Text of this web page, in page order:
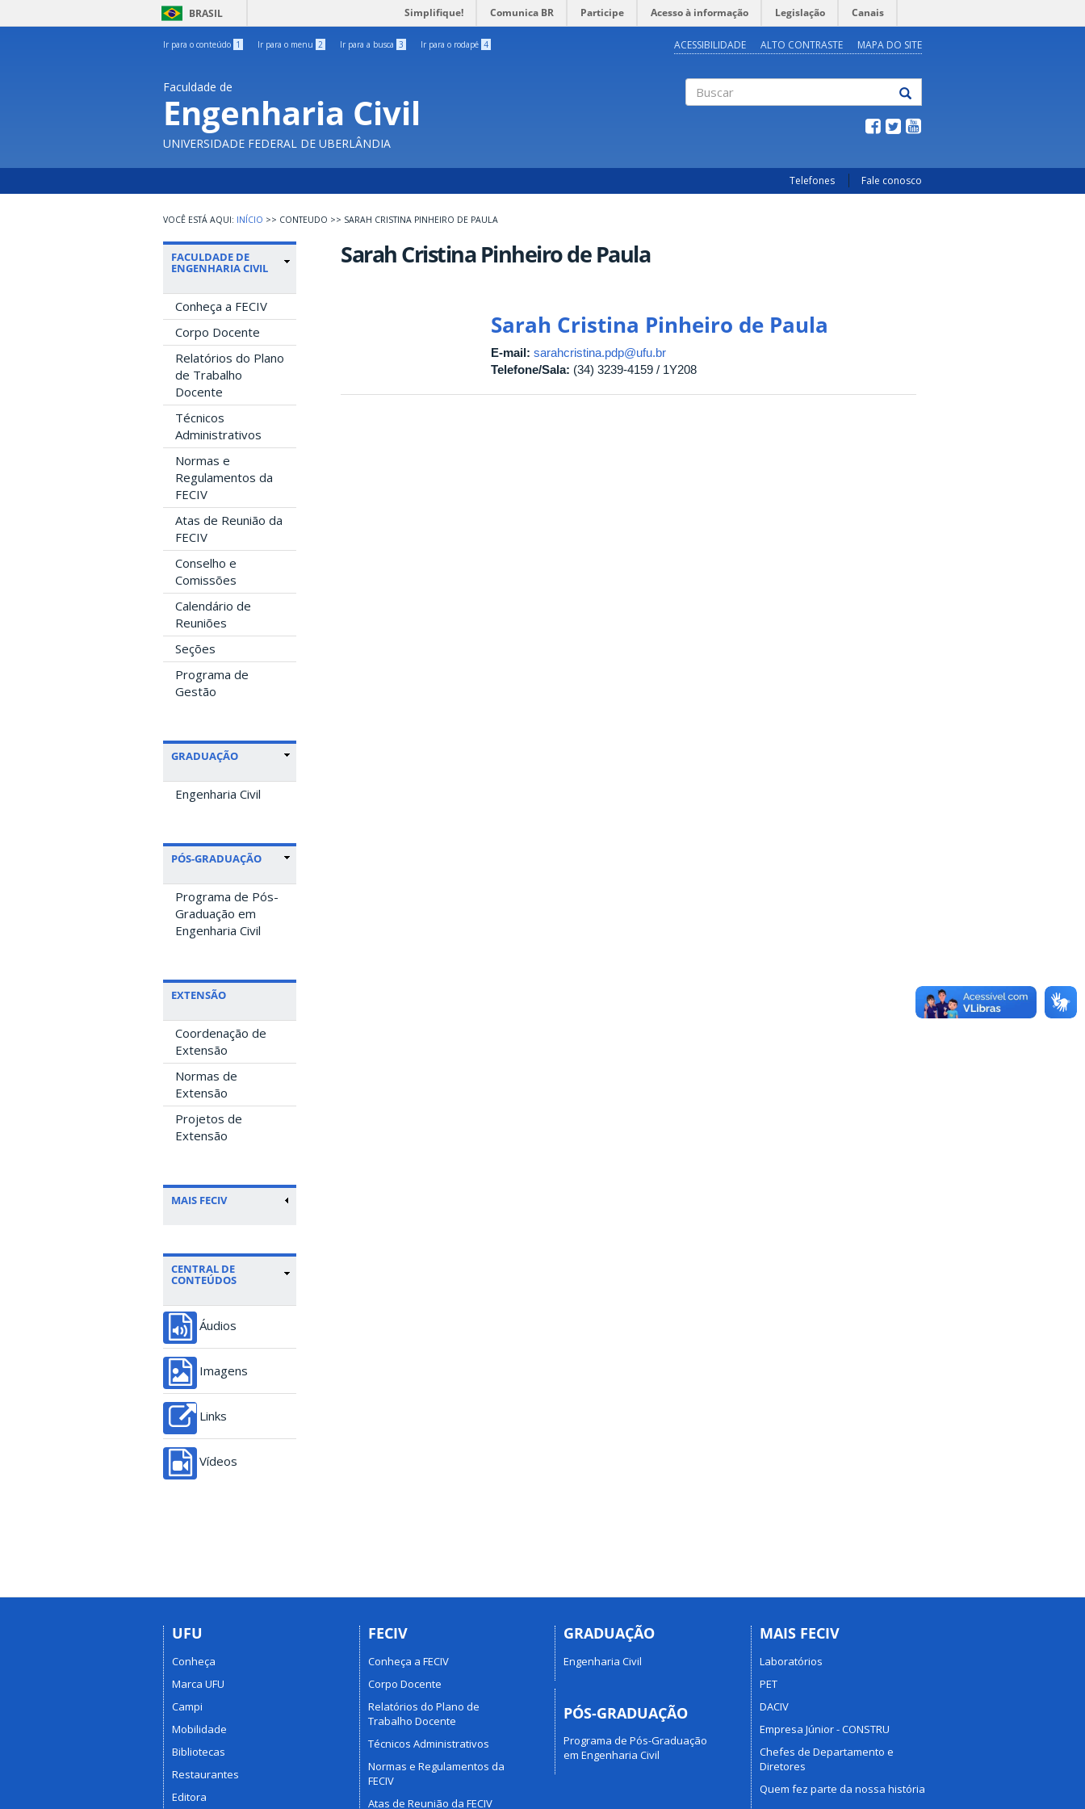
BRASIL Simplifique! Comunica BR Participe Acesso à informação Legislação Canais
Ir para o conteúdo 1 Ir para o menu 2 Ir para a busca 3 Ir para o rodapé 4 ACESSIBILIDADE ALTO CONTRASTE MAPA DO SITE
Faculdade de
Engenharia Civil
UNIVERSIDADE FEDERAL DE UBERLÂNDIA
Telefones Fale conosco
INÍCIO >> CONTEUDO >> SARAH CRISTINA PINHEIRO DE PAULA
FACULDADE DE
ENGENHARIA CIVIL
Conheça a FECIV
Corpo Docente
Relatórios do Plano
de Trabalho
Docente
Técnicos
Administrativos
Normas e
Regulamentos da
FECIV
Atas de Reunião da
FECIV
Conselho e
Comissões
Calendário de
Reuniões
Seções
Programa de
Gestão
GRADUAÇÃO
Engenharia Civil
PÓS-GRADUAÇÃO
Programa de Pós-
Graduação em
Engenharia Civil
EXTENSÃO
Coordenação de
Extensão
Normas de
Extensão
Projetos de
Extensão
MAIS FECIV
CENTRAL DE
CONTEÚDOS
Áudios
Imagens
Links
Vídeos
Sarah Cristina Pinheiro de Paula
Sarah Cristina Pinheiro de Paula
E-mail: sarahcristina.pdp@ufu.br
Telefone/Sala: (34) 3239-4159 / 1Y208
UFU
Conheça
Marca UFU
Campi
Mobilidade
Bibliotecas
Restaurantes
Editora
FECIV
Conheça a FECIV
Corpo Docente
Relatórios do Plano de
Trabalho Docente
Técnicos Administrativos
Normas e Regulamentos da
FECIV
Atas de Reunião da FECIV
GRADUAÇÃO
Engenharia Civil
PÓS-GRADUAÇÃO
Programa de Pós-Graduação
em Engenharia Civil
MAIS FECIV
Laboratórios
PET
DACIV
Empresa Júnior - CONSTRU
Chefes de Departamento e
Diretores
Quem fez parte da nossa história